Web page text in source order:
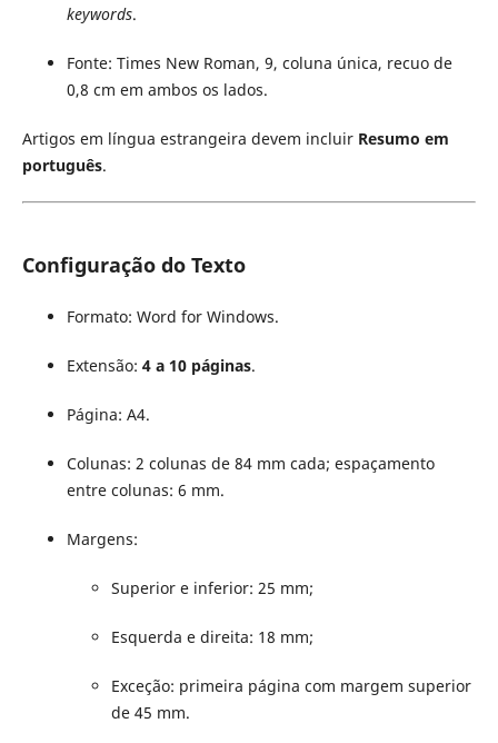
keywords.
Fonte: Times New Roman, 9, coluna única, recuo de
0,8 cm em ambos os lados.
Artigos em língua estrangeira devem incluir Resumo em
português.
Configuração do Texto
Formato: Word for Windows.
Extensão: 4 a 10 páginas.
Página: A4.
Colunas: 2 colunas de 84 mm cada; espaçamento
entre colunas: 6 mm.
Margens:
Superior e inferior: 25 mm;
Esquerda e direita: 18 mm;
Exceção: primeira página com margem superior
de 45 mm.